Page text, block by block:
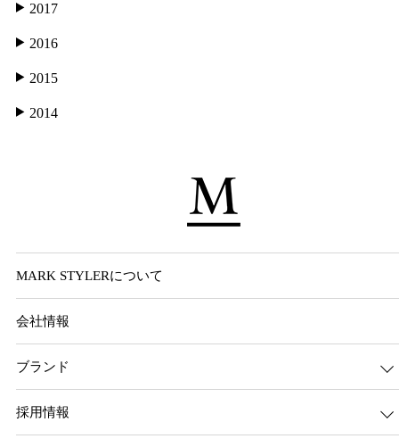
2017
2016
2015
2014
MARK STYLERについて
会社情報
ブランド
採用情報